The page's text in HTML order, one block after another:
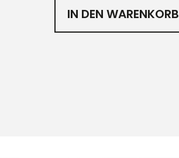
IN DEN WARENKORB